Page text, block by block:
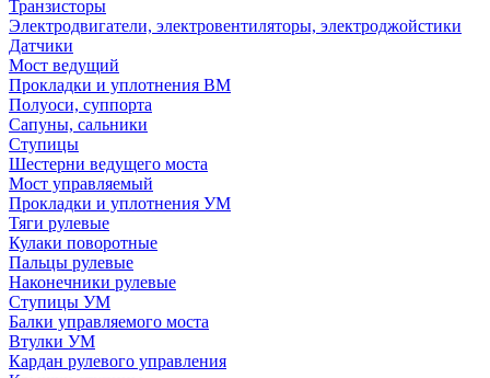
Транзисторы
Электродвигатели, электровентиляторы, электроджойстики
Датчики
Мост ведущий
Прокладки и уплотнения ВМ
Полуоси, суппорта
Сапуны, сальники
Ступицы
Шестерни ведущего моста
Мост управляемый
Прокладки и уплотнения УМ
Тяги рулевые
Кулаки поворотные
Пальцы рулевые
Наконечники рулевые
Ступицы УМ
Балки управляемого моста
Втулки УМ
Кардан рулевого управления